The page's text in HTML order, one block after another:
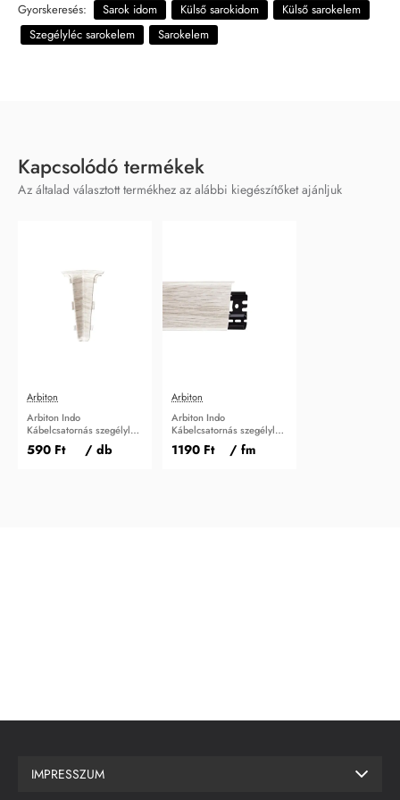
Gyorskeresés: Sarok idom Külső sarokidom
Külső sarokelem
Szegélyléc sarokelem
Sarokelem
Kapcsolódó termékek
Az általad választott termékhez az alábbi kiegészítőket ajánljuk
Arbiton
Arbiton Indo
Kábelcsatornás szegélyléc
belső sarokidom Nort Ash
590 Ft / db
Arbiton
Arbiton Indo
Kábelcsatornás szegélyléc
Nort Ash
1190 Ft / fm
IMPRESSZUM